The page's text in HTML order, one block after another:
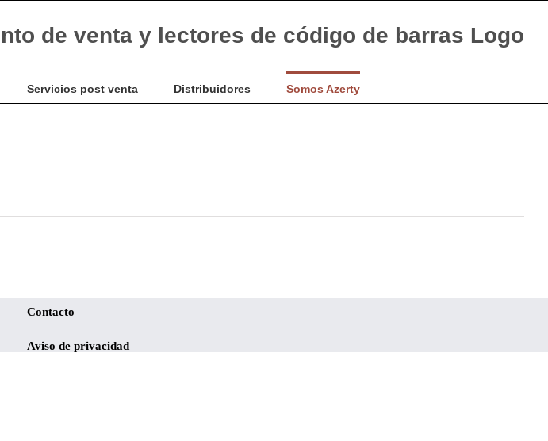
Servicios post venta Distribuidores Somos Azerty
Contacto
Aviso de privacidad